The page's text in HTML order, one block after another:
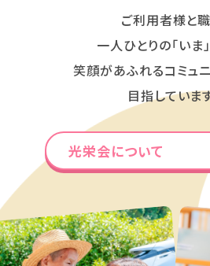
ご利用者様と職
一人ひとりの「いま
笑顔があふれるコミュ
目指していま
光栄会について